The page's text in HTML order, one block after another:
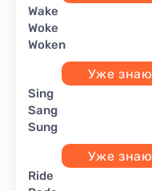
wake
woke
woken
Уже знаю
sing
sang
sung
Уже знаю
ride